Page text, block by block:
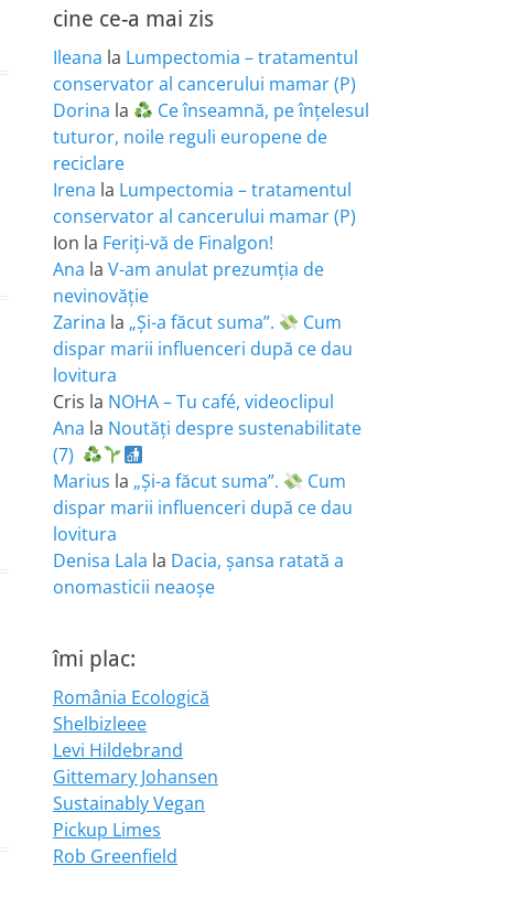
cine ce-a mai zis
Ileana la Lumpectomia – tratamentul
conservator al cancerului mamar (P)
Dorina la
Ce înseamnă, pe înțelesul
tuturor, noile reguli europene de
reciclare
Irena la Lumpectomia – tratamentul
conservator al cancerului mamar (P)
Ion la Feriţi-vă de Finalgon!
Ana la V-am anulat prezumția de
nevinovăție
Zarina la „Și-a făcut suma”.
Cum
dispar marii influenceri după ce dau
lovitura
Cris la NOHA – Tu café, videoclipul
Ana la Noutăți despre sustenabilitate
(7)
Marius la „Și-a făcut suma”.
Cum
dispar marii influenceri după ce dau
lovitura
Denisa Lala la Dacia, șansa ratată a
onomasticii neaoșe
îmi plac:
România Ecologică
Shelbizleee
Levi Hildebrand
Gittemary Johansen
Sustainably Vegan
Pickup Limes
Rob Greenfield